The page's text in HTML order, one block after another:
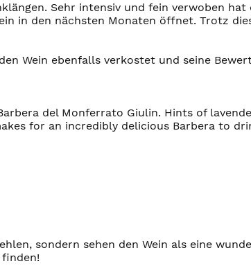
Sehr intensiv und fein verwoben hat
in den nächsten Monaten öffnet. Trotz
Wein ebenfalls verkostet und seine
del Monferrato Giulin. Hints of
for an incredibly delicious Barbera to
sondern sehen den Wein als eine